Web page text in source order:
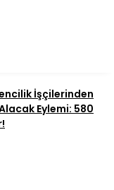
İşçilerinden
Eylemi: 580